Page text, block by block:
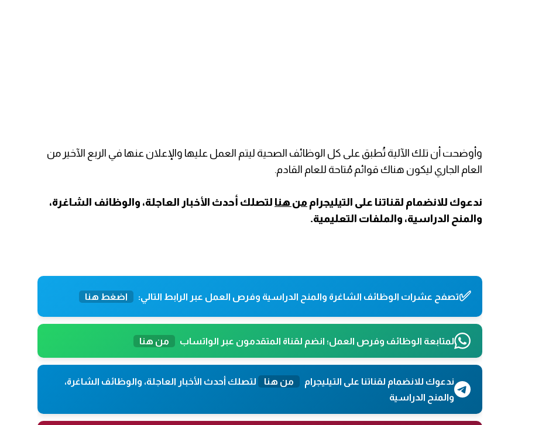
وأوضحت أن تلك الآلية تُطبق على كل الوظائف الصحية ليتم العمل عليها والإعلان عنها في الربع الآخير من
العام الجاري ليكون هناك قوائم مُتاحة للعام القادم.
ندعوك للانضمام لقناتنا على التيليجرام من هنا لتصلك أحدث الأخبار العاجلة، والوظائف الشاغرة،
والمنح الدراسية، والملفات التعليمية.
✅تصفح عشرات الوظائف الشاغرة والمنح الدراسية وفرص العمل عبر الرابط التالي: اضغط هنا
لمتابعة الوظائف وفرص العمل؛ انضم لقناة المتقدمون عبر الواتساب من هنا
ندعوك للانضمام لقناتنا على التيليجرام من هنا
لتصلك أحدث الأخبار العاجلة، والوظائف الشاغرة،
والمنح الدراسية